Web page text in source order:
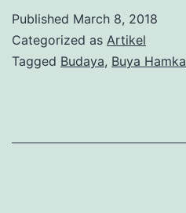
Kebudayaan
Published March 8, 2018
Categorized as Artikel
Tagged Budaya, Buya Hamka